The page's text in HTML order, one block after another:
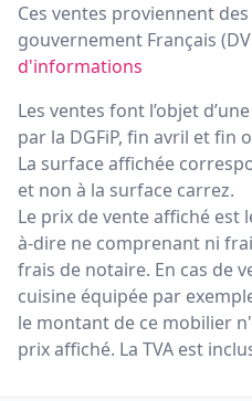
Ces ventes proviennent
gouvernement Français (
d'informations
Les ventes font l’objet
par la DGFiP, fin avril et fin
La surface affichée
et non à la surface carrez.
Le prix de vente affiché est
à-dire ne comprenant ni
frais de notaire. En cas de
cuisine équipée par
le montant de ce mobilier
prix affiché. La TVA est